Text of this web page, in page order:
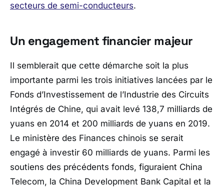
secteurs de semi-conducteurs.
Un engagement financier majeur
Il semblerait que cette démarche soit la plus
importante parmi les trois initiatives lancées par le
Fonds d’Investissement de l’Industrie des Circuits
Intégrés de Chine, qui avait levé 138,7 milliards de
yuans en 2014 et 200 milliards de yuans en 2019.
Le ministère des Finances chinois se serait
engagé à investir 60 milliards de yuans. Parmi les
soutiens des précédents fonds, figuraient China
Telecom, la China Development Bank Capital et la